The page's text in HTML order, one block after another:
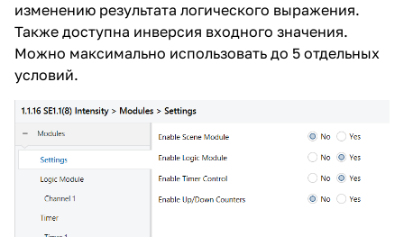
изменению результата логического выражения.
Также доступна инверсия входного значения.
Можно максимально использовать до 5 отдельных
условий.